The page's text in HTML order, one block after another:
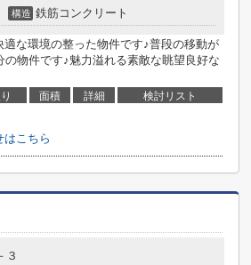
構造 鉄筋コンクリート
な環境の整った物件です♪普段の移動が
物件です♪魅力溢れる素敵な眺望良好な
面積 詳細 検討リスト
はこちら
３